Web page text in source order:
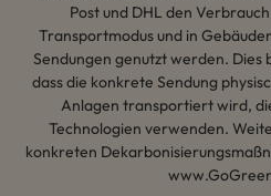
Post und DHL den
Transportmodus und in
Sendungen genutzt werden. Dies
dass die konkrete Sendung
Anlagen transportiert wird,
Technologien verwenden.
konkreten